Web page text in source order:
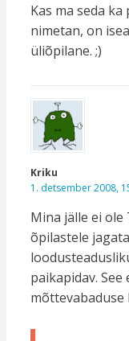
Kas ma seda
nimetan, on
üliõpilane. ;)
Kriku
1. detsember 2008,
Mina jälle ei ole
õpilastele
paikapidav.
mõttevabaduse